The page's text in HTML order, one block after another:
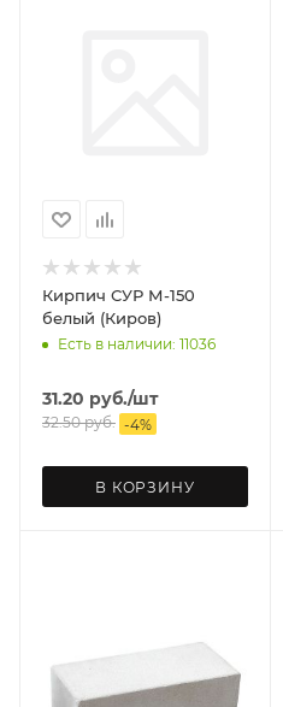
Кирпич СУР М-150
белый (Киров)
Есть в наличии: 11036
31.20 руб./шт
32.50руб. -4%
В КОРЗИНУ